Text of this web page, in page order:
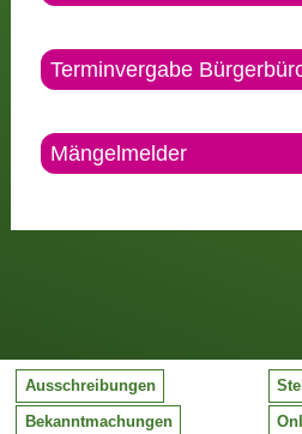
Terminvergabe
Mängelmelder
Ausschreibungen
Bekanntmachungen